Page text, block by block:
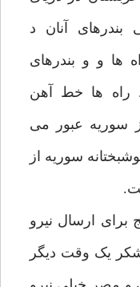
آنان د
ها و و بندرهای
. راه ها خط آهن
سوریه عبور می
سوریه از
برای ارسال نیرو
یک وقت دیگر